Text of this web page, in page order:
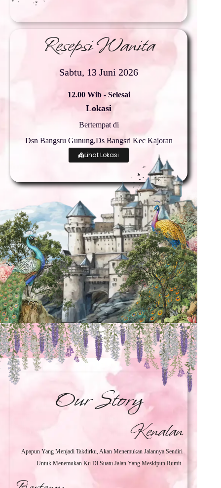
Resepsi Wanita
Sabtu, 13 Juni 2026
12.00 Wib - Selesai
Lokasi
Bertempat di
Dsn Bangsru Gunung,Ds Bangsri Kec Kajoran
Lihat Lokasi
Our Story
Kenalan
Apapun Yang Menjadi Takdirku, Akan Menemukan Jalannya Sendiri
Untuk Menemukan Ku Di Suatu Jalan Yang Meskipun Rumit.